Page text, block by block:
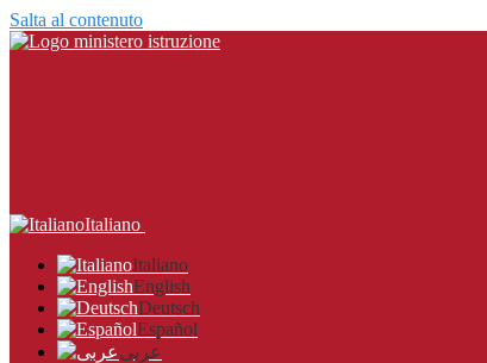
Salta al contenuto
Italiano
Italiano
English
Deutsch
Español
عربى